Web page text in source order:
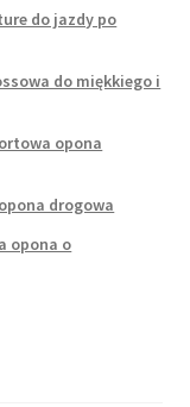
do jazdy po
do miękkiego i
opona
drogowa
opona o